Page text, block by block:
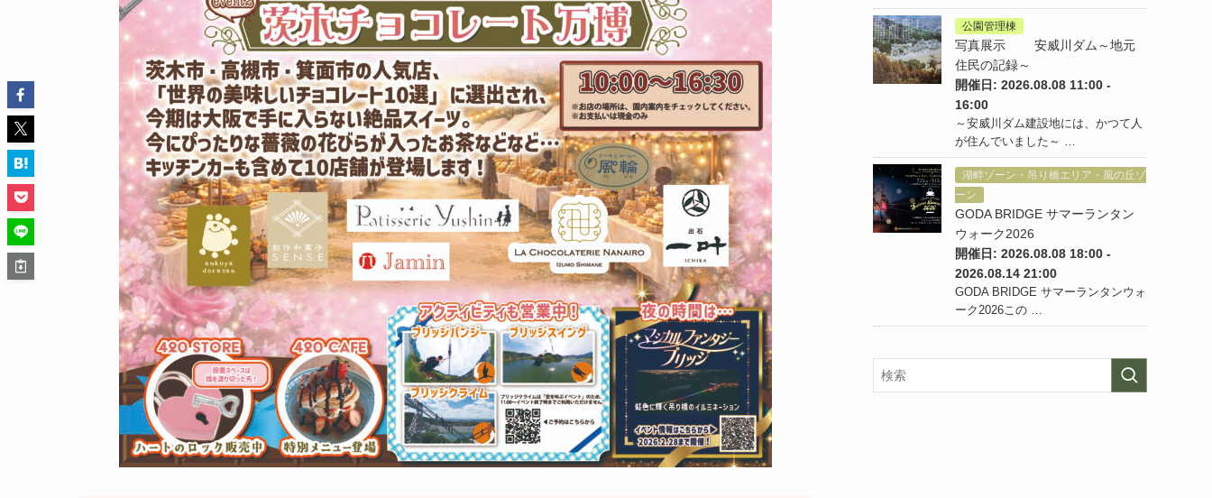
公園管理棟
写真展示 安威川ダム～地元
住民の記録～
開催日: 2026.08.08 11:00 -
16:00
～安威川ダム建設地には、かつて人
が住んでいました～ …
湖畔ゾーン・吊り橋エリア・風の丘ゾ
ーン
GODA BRIDGE サマーランタン
ウォーク2026
開催日: 2026.08.08 18:00 -
2026.08.14 21:00
GODA BRIDGE サマーランタンウォ
ーク2026この …